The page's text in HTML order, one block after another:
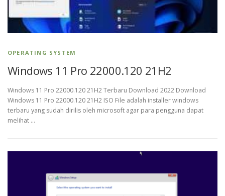
OPERATING SYSTEM
Windows 11 Pro 22000.120 21H2
Windows 11 Pro 22000.120 21H2 Terbaru Download 2022 Download
Windows 11 Pro 22000.120 21H2 ISO File adalah installer windows
terbaru yang sudah dirilis oleh microsoft agar para pengguna dapat
melihat …